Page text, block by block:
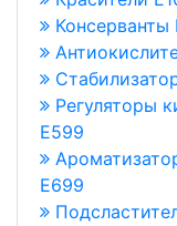
Регуляторы
Е599
Е699